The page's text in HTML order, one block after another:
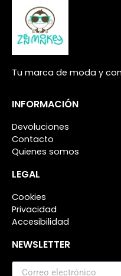
Tu marca de moda y
INFORMACIÓN
Devoluciones
Contacto
Quienes somos
LEGAL
Cookies
Privacidad
Accesibilidad
NEWSLETTER